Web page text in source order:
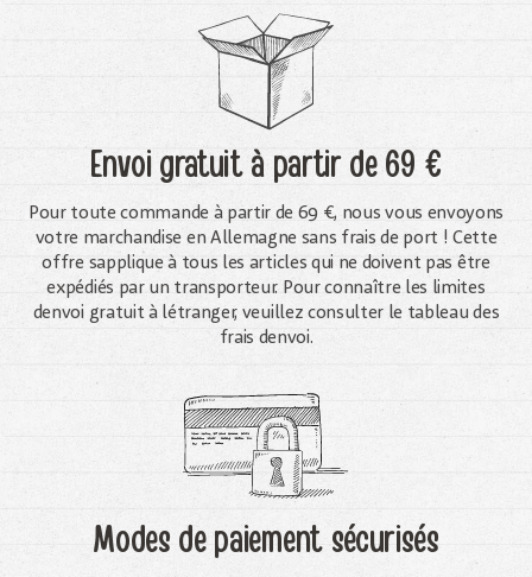
Envoi gratuità partir de 69 €
Pour toute commande à partir de 69 €, nous vous envoyons
votre marchandise en Allemagne sans frais de port ! Cette
offre sapplique à tous les articles qui ne doivent pas être
expédiés par un transporteur. Pour connaître les limites
denvoi gratuit à létranger, veuillez consulter le tableau des
frais denvoi.
Modes de paiement sécurisés